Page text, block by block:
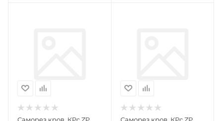
Саморез кров. КРс ZP
Саморез кров. КРс ZP